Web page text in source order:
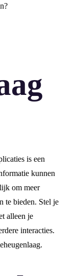
is een
kunnen
om meer
te bieden. Stel je
alleen je
interacties.